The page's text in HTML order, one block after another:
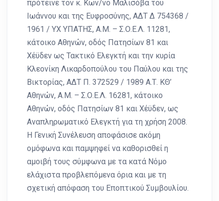
πρότεινε τον κ. Κων/νο Μαλισόβα του
Ιωάννου και της Ευφροσύνης, ΑΔΤ Δ 754368 /
1961 / ΥΧ ΥΠΑΤΗΣ, Α.Μ. – Σ.Ο.Ε.Λ. 11281,
κάτοικο Αθηνών, οδός Πατησίων 81 και
Χέϋδεν ως Τακτικό Ελεγκτή και την κυρία
Κλεονίκη Λικαρδοπούλου του Παύλου και της
Βικτορίας, ΑΔΤ Π. 372529 / 1989 Α.Τ. ΚΘ’
Αθηνών, Α.Μ. – Σ.Ο.Ε.Λ. 16281, κάτοικο
Αθηνών, οδός Πατησίων 81 και Χέϋδεν, ως
Αναπληρωματικό Ελεγκτή για τη χρήση 2008.
Η Γενική Συνέλευση αποφάσισε ακόμη
ομόφωνα και παμψηφεί να καθορισθεί η
αμοιβή τους σύμφωνα με τα κατά Νόμο
ελάχιστα προβλεπόμενα όρια και με τη
σχετική απόφαση του Εποπτικού Συμβουλίου.